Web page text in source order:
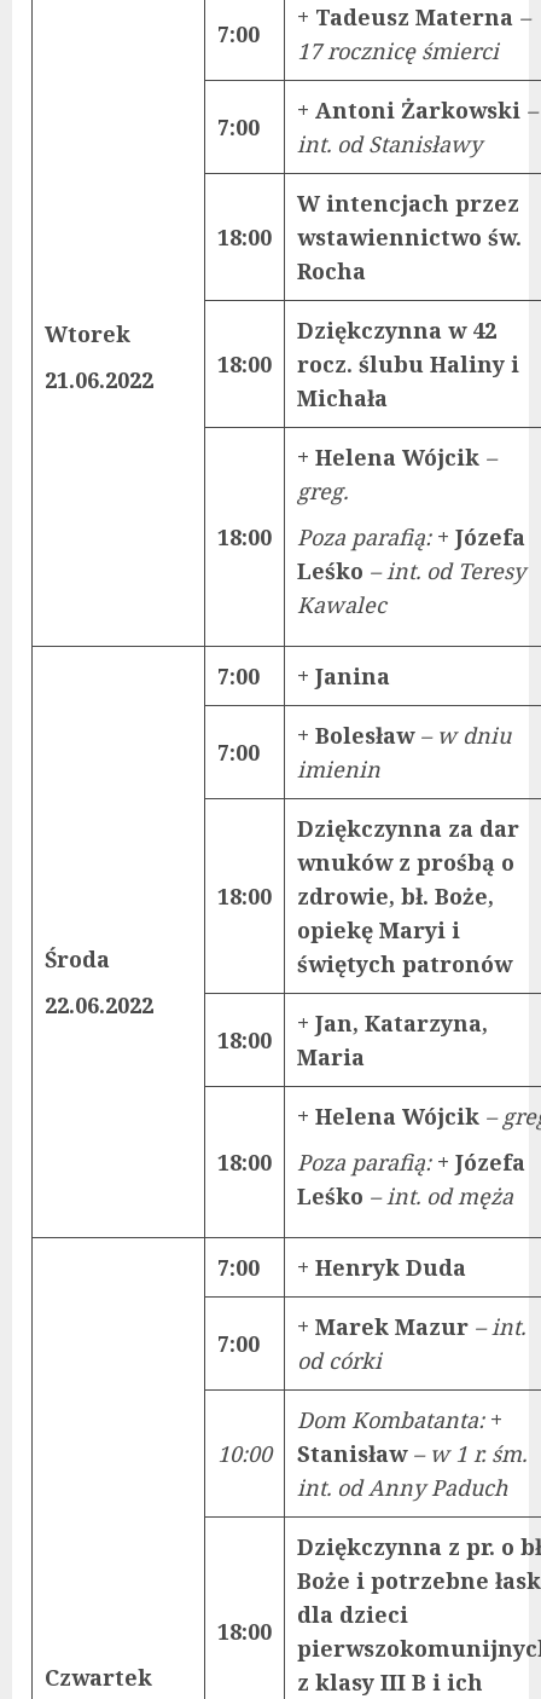
Wtorek
21.06.2022
7:00
+ Tadeusz Materna –
17 rocznicę śmierci
7:00
+ Antoni Żarkowski –
int. od Stanisławy
18:00
W intencjach przez
wstawiennictwo św.
Rocha
18:00
Dziękczynna w 42
rocz. ślubu Haliny i
Michała
18:00
+ Helena Wójcik –
greg.
Poza parafią: + Józefa
Leśko – int. od Teresy
Kawalec
Środa
22.06.2022
7:00 + Janina
7:00
+ Bolesław – w dniu
imienin
18:00
Dziękczynna za dar
wnuków z prośbą o
zdrowie, bł. Boże,
opiekę Maryi i
świętych patronów
18:00
+ Jan, Katarzyna,
Maria
18:00
+ Helena Wójcik –
Poza parafią: + Józefa
Leśko – int. od męża
Czwartek
7:00 + Henryk Duda
7:00
+ Marek Mazur – int.
od córki
10:00
Dom Kombatanta: +
Stanisław – w 1 r. śm.
int. od Anny Paduch
18:00
Dziękczynna z pr. o
Boże i potrzebne
dla dzieci
z klasy III B i ich